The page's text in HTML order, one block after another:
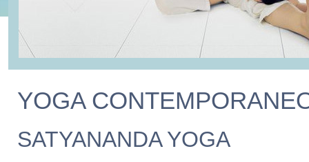
YOGA
SATYANANDA YOGA